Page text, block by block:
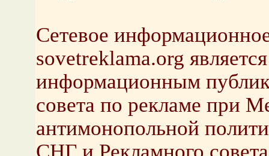
Сетевое
sovetreklama.org
информационным
совета по рекламе при
антимонопольной
СНГ и Рекламного